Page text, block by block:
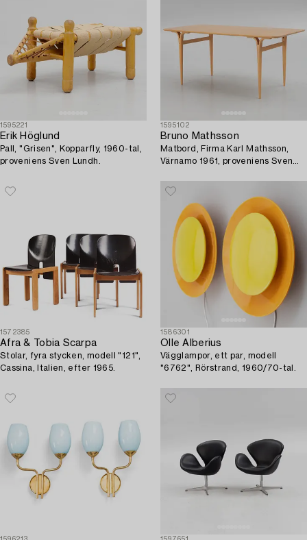
1595221
Erik Höglund
Pall, "Grisen", Kopparfly, 1960-tal,
proveniens Sven Lundh.
1595102
Bruno Mathsson
Matbord, Firma Karl Mathsson,
Värnamo 1961, proveniens Sven
1572385
Afra & Tobia Scarpa
Stolar, fyra stycken, modell "121",
Cassina, Italien, efter 1965.
1586301
Olle Alberius
Vägglampor, ett par, modell
"6762", Rörstrand, 1960/70-tal.